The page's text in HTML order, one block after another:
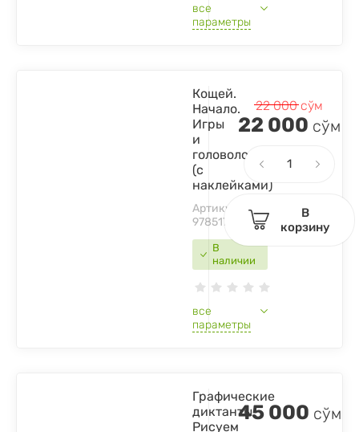
все
параметры
В
наличии
Кощей.
Начало.
Игры
и
головоломки
(с
наклейками)
Артикул:
9785171445751
все
параметры
22 000сўм
22 000 сўм
В
корзину
Графические
диктанты.
Рисуем
45 000 сўм